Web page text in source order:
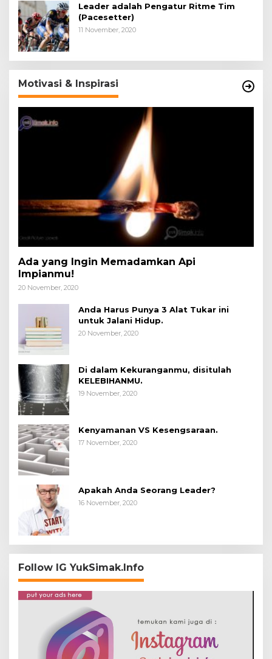
Leader adalah Pengatur Ritme Tim
(Pacesetter)
11 November, 2020
Motivasi & Inspirasi
Ada yang Ingin Memadamkan Api
Impianmu!
20 November, 2020
Anda Harus Punya 3 Alat Tukar ini
untuk Jalani Hidup.
20 November, 2020
Di dalam Kekuranganmu, disitulah
KELEBIHANMU.
19 November, 2020
Kenyamanan VS Kesengsaraan.
17 November, 2020
Apakah Anda Seorang Leader?
16 November, 2020
Follow IG YukSimak.Info